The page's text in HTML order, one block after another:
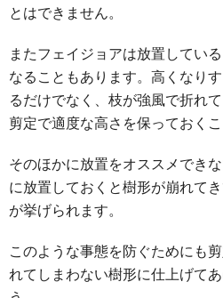
とはできません。
またフェイジョアは放置してい
なることもあります。高くなり
るだけでなく、枝が強風で折れ
剪定で適度な高さを保っておくこ
そのほかに放置をオススメでき
に放置しておくと樹形が崩れて
が挙げられます。
このような事態を防ぐためにも
れてしまわない樹形に仕上げて